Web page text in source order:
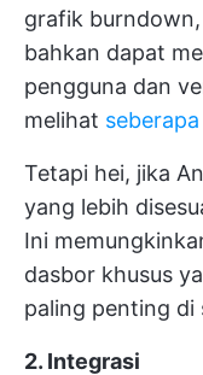
grafik
bahkan dapat
pengguna dan
melihat
Tetapi hei, jika
yang lebih
Ini
dasbor khusus
paling penting di
2. Integrasi